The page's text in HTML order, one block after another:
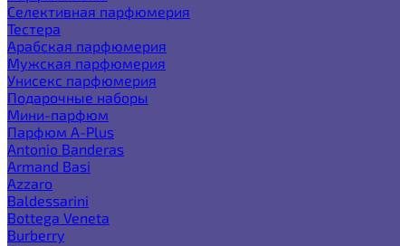
Селективная парфюмерия
Тестера
Арабская парфюмерия
Мужская парфюмерия
Унисекс парфюмерия
Подарочные наборы
Мини-парфюм
Парфюм A-Plus
Antonio Banderas
Armand Basi
Azzaro
Baldessarini
Bottega Veneta
Burberry